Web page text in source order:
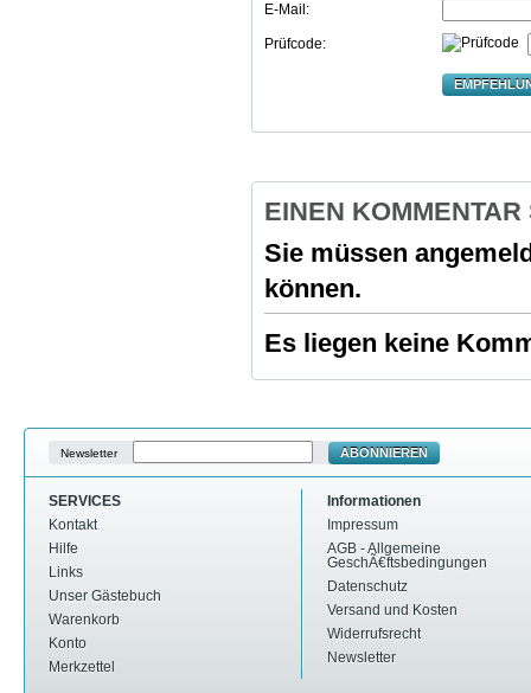
E-Mail:
Prüfcode:
EINEN
Sie müssen
können.
Es liegen keine
Newsletter ABONNIEREN
SERVICES
Kontakt
Hilfe
Links
Unser Gästebuch
Warenkorb
Konto
Merkzettel
Informationen
Impressum
AGB - Allgemeine
GeschÃ€ftsbedingungen
Datenschutz
Versand und Kosten
Widerrufsrecht
Newsletter